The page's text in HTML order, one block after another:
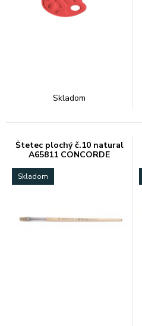
Skladom
Štetec plochý č.10 natural
A65811 CONCORDE
Skladom